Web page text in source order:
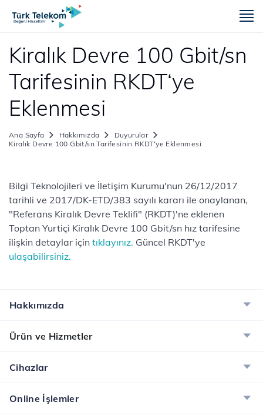
Kiralık Devre 100 Gbit/sn
Tarifesinin RKDT‘ye
Eklenmesi
Ana Sayfa Hakkımızda
Duyurular
Kiralık Devre 100 Gbit/sn Tarifesinin RKDT‘ye Eklenmesi
​​​​Bilgi Teknolojileri ve İletişim Kurumu'nun 26/12/2017
tarihli ve 2017/DK-ETD/383 sayılı kararı ile onaylanan,
"Referans Kiralık Devre Teklifi" (RKDT)'ne eklenen
Toptan Yurtiçi Kiralık Devre 100 Gbit/sn hız tarifesine
ilişkin detaylar için tıklayınız. Güncel RKDT'ye
ulaşabilirsiniz.
Hakkımızda
Ürün ve Hizmetler
Cihazlar
Online İşlemler